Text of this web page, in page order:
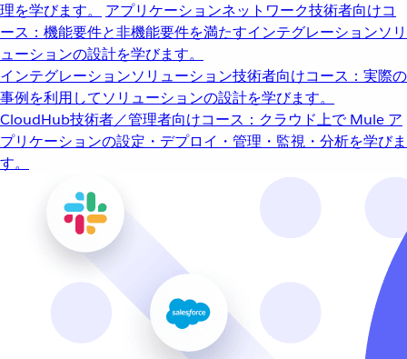
理を学びます。
アプリケーションネットワーク技術者向けコ
ース：機能要件と非機能要件を満たすインテグレーションソリ
ューションの設計を学びます。
インテグレーションソリューション技術者向けコース：実際の
事例を利用してソリューションの設計を学びます。
CloudHub技術者／管理者向けコース：クラウド上で Mule ア
プリケーションの設定・デプロイ・管理・監視・分析を学びま
す。